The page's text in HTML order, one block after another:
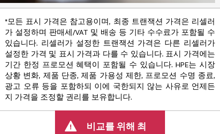
*모든 표시 가격은 참고용이며, 최종 트랜잭션 가격은 리셀러
가 설정하며 판매세/VAT 및 배송 등 기타 수수료가 포함될 수
있습니다. 리셀러가 설정한 트랜잭션 가격은 다른 리셀러가
설정한 가격 및 표시 가격과 다를 수 있습니다. 표시 가격에는
기간 한정 프로모션 혜택이 포함될 수 있습니다. HPE는 시장
상황 변화, 제품 단종, 제품 가용성 제한, 프로모션 수명 종료,
광고 오류 등을 포함하되 이에 국한되지 않는 사유로 언제든
지 가격을 조정할 권리를 보유합니다.
비교를 위해 최